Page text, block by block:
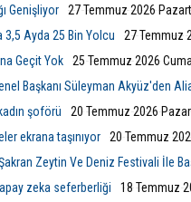
kontrollerin
Belediyesi İtfaiye Dairesi
ulaştı.
Genişliyor
27 Temmuz 2026
3,5 Ayda 25 Bin Yolcu
27 Temmuz
Geçit Yok
25 Temmuz 2026
Başkanı Süleyman Akyüz'den
şoförü
20 Temmuz 2026
ekrana taşınıyor
20 Temmuz
Zeytin Ve Deniz Festivali İle
zeka seferberliği
18 Temmuz